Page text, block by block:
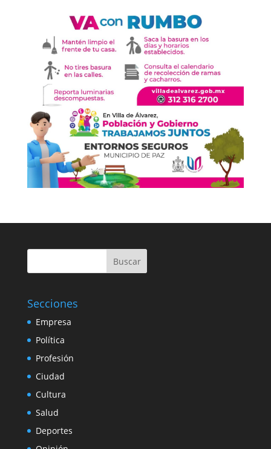
Buscar
Secciones
Empresa
Política
Profesión
Ciudad
Cultura
Salud
Deportes